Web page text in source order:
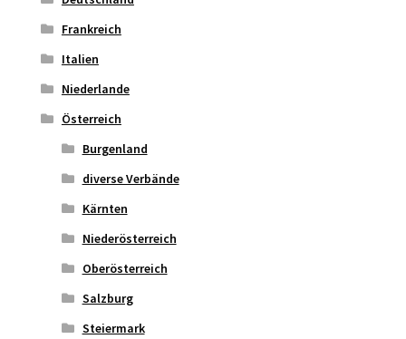
Frankreich
Italien
Niederlande
Österreich
Burgenland
diverse Verbände
Kärnten
Niederösterreich
Oberösterreich
Salzburg
Steiermark